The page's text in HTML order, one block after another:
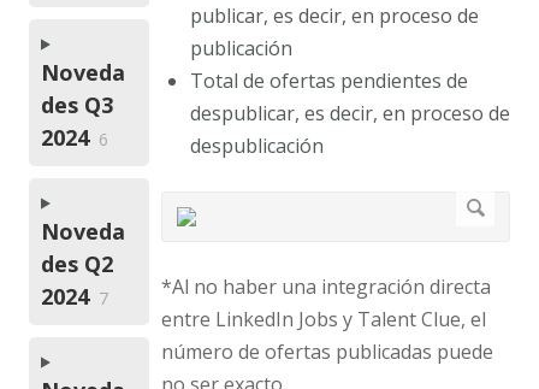
publicar, es decir, en proceso de
publicación
Total de ofertas pendientes de
despublicar, es decir, en proceso de
despublicación
*Al no haber una integración directa
entre LinkedIn Jobs y Talent Clue, el
número de ofertas publicadas puede
no ser exacto.
Noveda
des Q3
2024 6
Noveda
des Q2
2024 7